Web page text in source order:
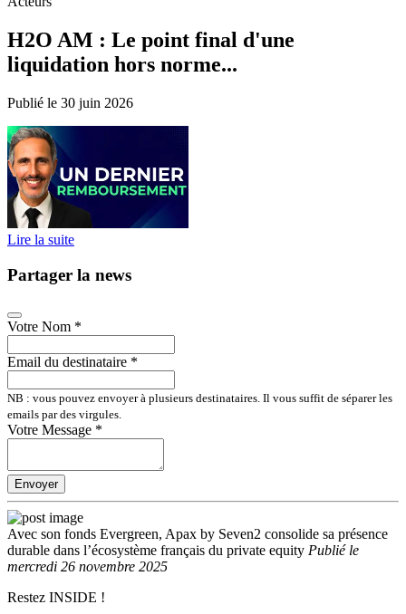
H2O AM : Le point final d'une
liquidation hors norme...
Publié le 30 juin 2026
Lire la suite
Partager la news
Votre Nom *
Email du destinataire *
NB : vous pouvez envoyer à plusieurs destinataires. Il vous suffit de séparer les
emails par des virgules.
Votre Message *
Envoyer
Avec son fonds Evergreen, Apax by Seven2 consolide sa présence
durable dans l’écosystème français du private equity Publiéle
mercredi 26 novembre 2025
Restez INSIDE !